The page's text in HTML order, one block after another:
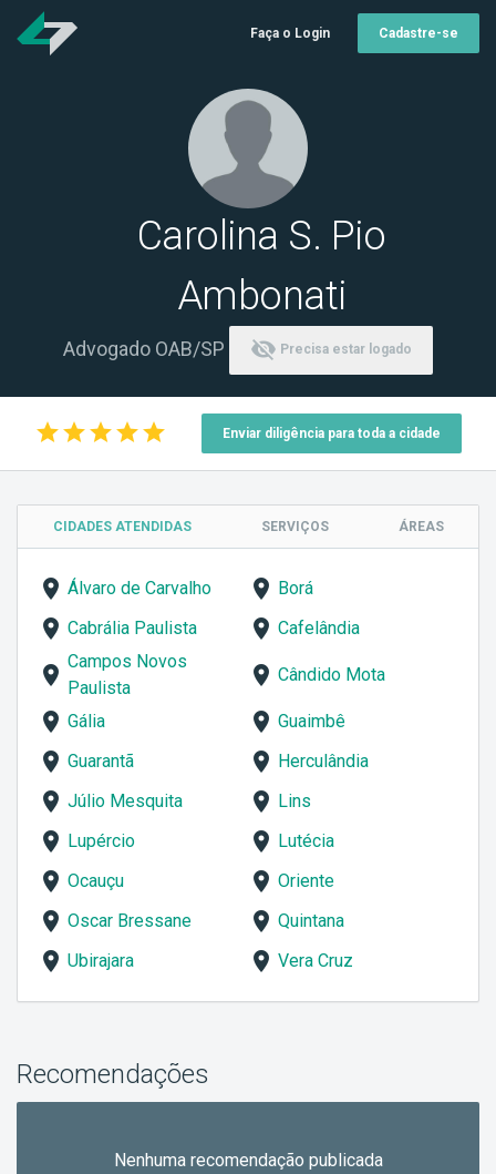
Faça o Login Cadastre-se
Carolina S. Pio
Ambonati
Advogado OAB/SP visibility_off Precisa estar logado
starstarstarstarstar Enviar diligência para toda a cidade
CIDADES ATENDIDAS SERVIÇOS ÁREAS
Álvaro de Carvalho
Borá
Cabrália Paulista
Cafelândia
Campos Novos
Paulista
Cândido Mota
Gália
Guaimbê
Guarantã
Herculândia
Júlio Mesquita
Lins
Lupércio
Lutécia
Ocauçu
Oriente
Oscar Bressane
Quintana
Ubirajara
Vera Cruz
Recomendações
Nenhuma recomendação publicada